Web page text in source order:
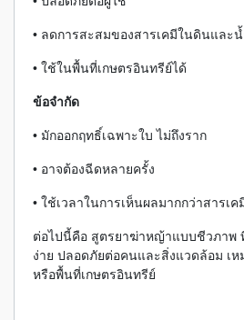
• ลดการสะสมของสารเคมีในดินและ
• ใช้ในพื้นที่เกษตรอินทรีย์ได้
ข้อจำกัด
• มักออกฤทธิ์เฉพาะใบ ไม่ถึงราก
• อาจต้องฉีดหลายครั้ง
• ใช้เวลาในการเห็นผลมากกว่าสารเค
ต่อไปนี้คือ สูตรยาฆ่าหญ้าแบบชีวภาพ
ง่าย ปลอดภัยต่อคนและสิ่งแวดล้อม เ
หรือพื้นที่เกษตรอินทรีย์